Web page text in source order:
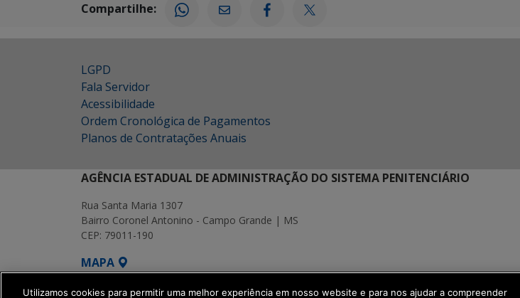
Compartilhe:
LGPD
Fala Servidor
Acessibilidade
Ordem Cronológica de Pagamentos
Planos de Contratações Anuais
AGÊNCIA ESTADUAL DE ADMINISTRAÇÃO DO SISTEMA PENITENCIÁRIO
Rua Santa Maria 1307
Bairro Coronel Antonino - Campo Grande | MS
CEP: 79011-190
MAPA
SETDIG | Secretaria-Executiva de Transformação Digital
Utilizamos cookies para permitir uma melhor experiência em nosso website e para nos ajudar a compreender